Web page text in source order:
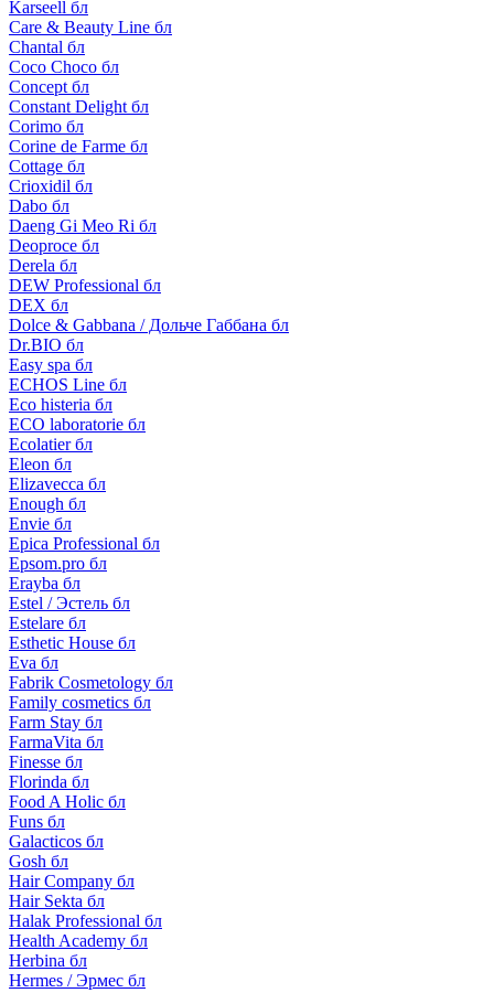
Karseell бл
Care & Beauty Line бл
Chantal бл
Coco Choco бл
Concept бл
Constant Delight бл
Corimo бл
Corine de Farme бл
Cottage бл
Crioxidil бл
Dabo бл
Daeng Gi Meo Ri бл
Deoproce бл
Derela бл
DEW Professional бл
DEX бл
Dolce & Gabbana / Дольче Габбана бл
Dr.BIO бл
Easy spa бл
ECHOS Line бл
Eco histeria бл
ECO laboratorie бл
Ecolatier бл
Eleon бл
Elizavecca бл
Enough бл
Envie бл
Epica Professional бл
Epsom.pro бл
Erayba бл
Estel / Эстель бл
Estelare бл
Esthetic House бл
Eva бл
Fabrik Cosmetology бл
Family cosmetics бл
Farm Stay бл
FarmaVita бл
Finesse бл
Florinda бл
Food A Holic бл
Funs бл
Galacticos бл
Gosh бл
Hair Company бл
Hair Sekta бл
Halak Professional бл
Health Academy бл
Herbina бл
Hermes / Эрмес бл